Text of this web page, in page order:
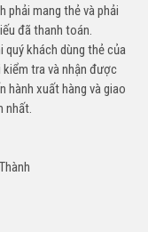
phải mang thẻ và phải
đã thanh toán.
khách dùng thẻ của
tra và nhận được
hành xuất hàng và giao
nhất.